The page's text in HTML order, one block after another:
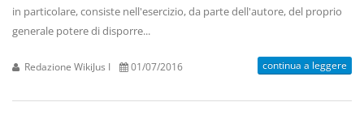
in particolare, consiste nell'esercizio, da parte dell'autore, del proprio
generale potere di disporre...
Redazione WikiJus I 01/07/2016 continua a leggere